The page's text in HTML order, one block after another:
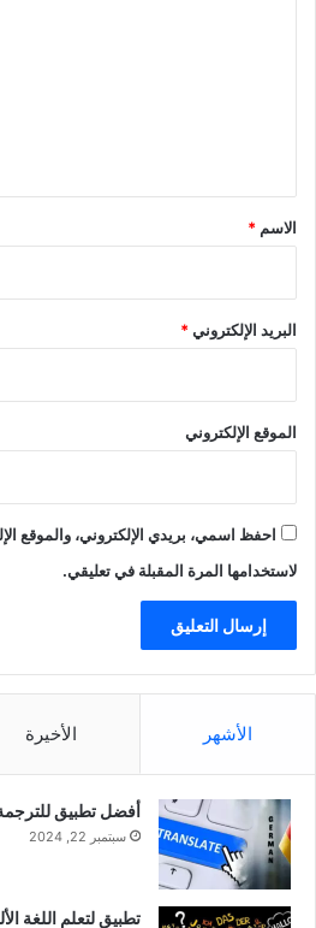
*
الاسم *
البريد الإلكتروني*
الموقع الإلكتروني
احفظ اسمي، بريدي الإلكتروني، والموقع
لاستخدامها المرة المقبلة في تعليقي.
الأشهر الأخيرة
أفضل تطبيق للترجمة
سبتمبر 22, 2024
تطبيق لتعلم اللغة